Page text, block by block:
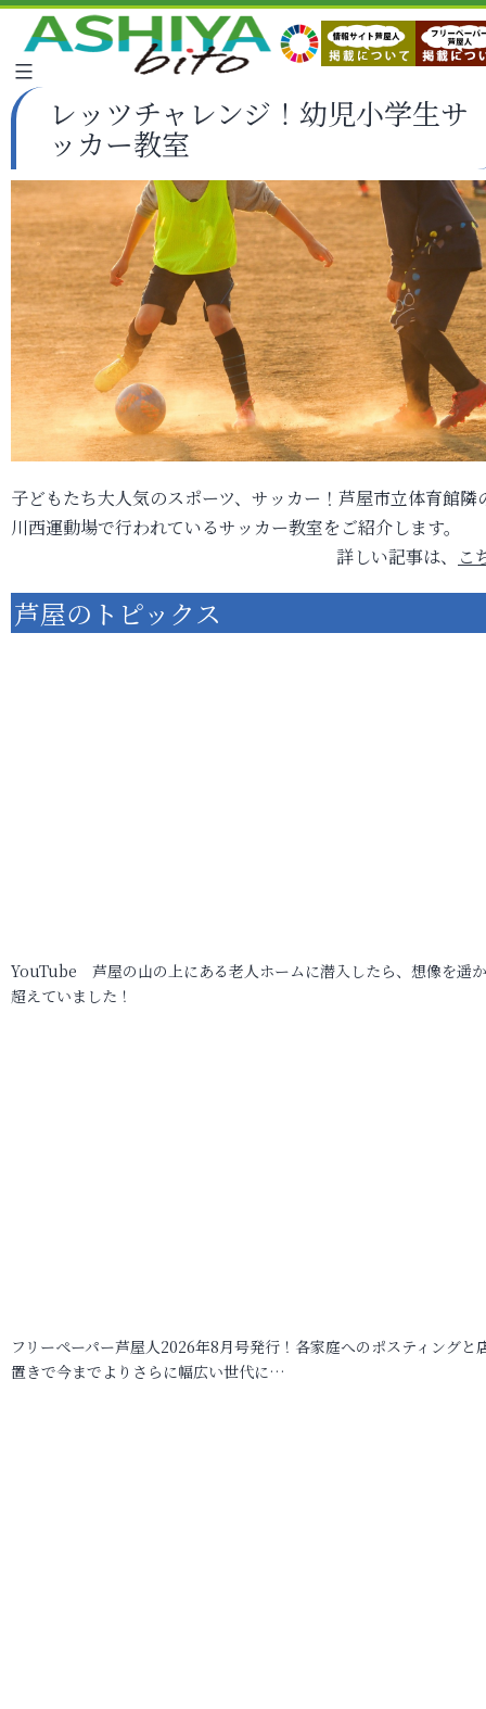
レッツチャレンジ！幼児小学生サ
ッカー教室
子どもたち大人気のスポーツ、サッカー！芦屋市立体育館隣
川西運動場で行われているサッカー教室をご紹介します。
詳しい記事は、
こ
芦屋のトピックス
YouTube 芦屋の山の上にある老人ホームに潜入したら、想像を遥
超えていました！
フリーペーパー芦屋人2026年8月号発行！各家庭へのポスティングと
置きで今までよりさらに幅広い世代に…